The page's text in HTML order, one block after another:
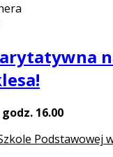
16.00
Podstawowej